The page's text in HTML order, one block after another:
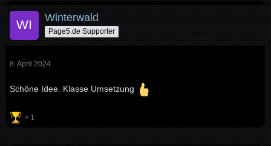
Winterwald
Page5.de Supporter
8. April 2024
Schöne Idee. Klasse Umsetzung
1